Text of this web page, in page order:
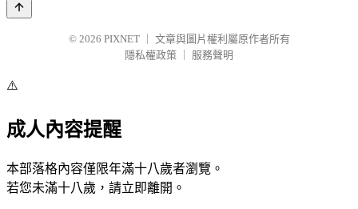
© 2026 PIXNET
文章與圖片權利屬原作者所有
隱私權政策
服務聲明
⚠️
成人內容提醒
本部落格內容僅限年滿十八歲者瀏覽。
若您未滿十八歲，請立即離開。